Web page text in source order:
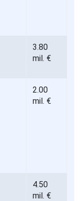
3.80
mil. €
2.00
mil. €
4.50
mil. €